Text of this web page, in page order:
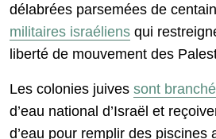
délabrées parsemées de
militaires israéliens qui
liberté de mouvement des
Les colonies juives sont
d’eau national d’Israël et
d’eau pour remplir des piscines